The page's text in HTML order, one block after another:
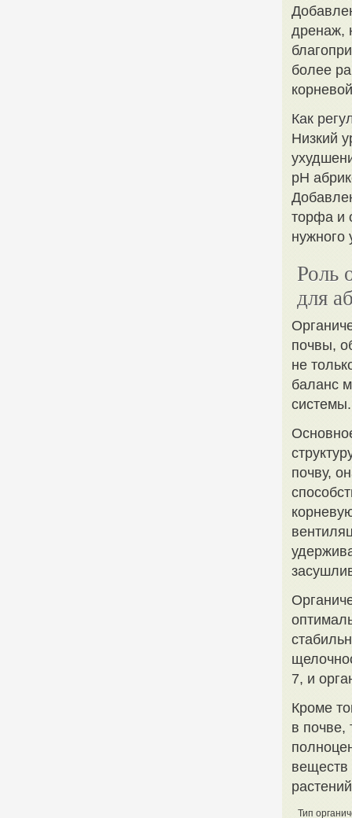
дренаж,
более
Как
Низкий
pH
торфа и
нужного
Роль
для
почвы,
не
баланс
системы.
почву,
7, и
Кроме
в почве,
веществ
Тип